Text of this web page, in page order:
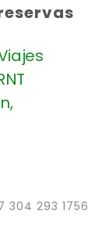
304 293 1756